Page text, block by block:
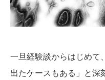
一旦経験談からはじめて
出たケースもある」と深